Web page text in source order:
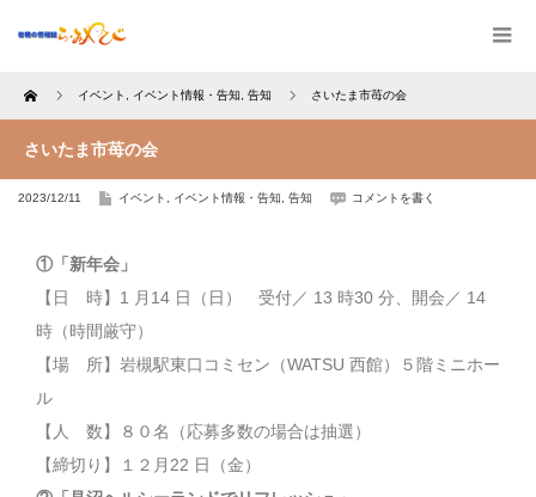
Home イベント イベント情報・告知 告知 さいたま市苺の会
さいたま市苺の会
2023/12/11 イベント イベント情報・告知 告知 コメントを書く
①「新年会」
【日 時】1 月14 日（日） 受付／ 13 時30 分、開会／ 14
時（時間厳守）
【場 所】岩槻駅東口コミセン（WATSU 西館）５階ミニホー
ル
【人 数】８０名（応募多数の場合は抽選）
【締切り】１２月22 日（金）